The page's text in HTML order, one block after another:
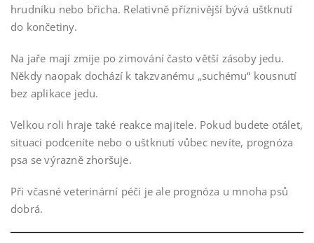
hrudníku nebo břicha. Relativně příznivější bývá uštknutí
do končetiny.
Na jaře mají zmije po zimování často větší zásoby jedu.
Někdy naopak dochází k takzvanému „suchému“ kousnutí
bez aplikace jedu.
Velkou roli hraje také reakce majitele. Pokud budete otálet,
situaci podceníte nebo o uštknutí vůbec nevíte, prognóza
psa se výrazně zhoršuje.
Při včasné veterinární péči je ale prognóza u mnoha psů
dobrá.